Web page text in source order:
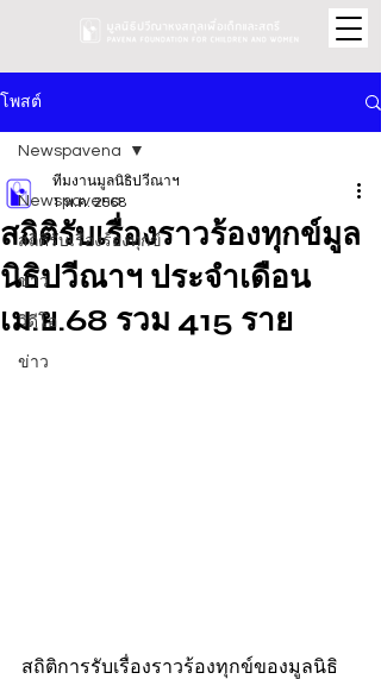
โพสต์
Newspavena
สถิติรับเรื่องร้องทุกข์
ข่าว
วิดีโอ
ข่าว
Newspavena
สถิติรับเรื่องราวร้องทุกข์มูล
นิธิปวีณาฯ ประจำเดือน
เม.ย.68 รวม 415 ราย
ทีมงานมูลนิธิปวีณาฯ
1 พ.ค. 2568
สถิติการรับเรื่องราวร้องทุกข์ของมูลนิธิ